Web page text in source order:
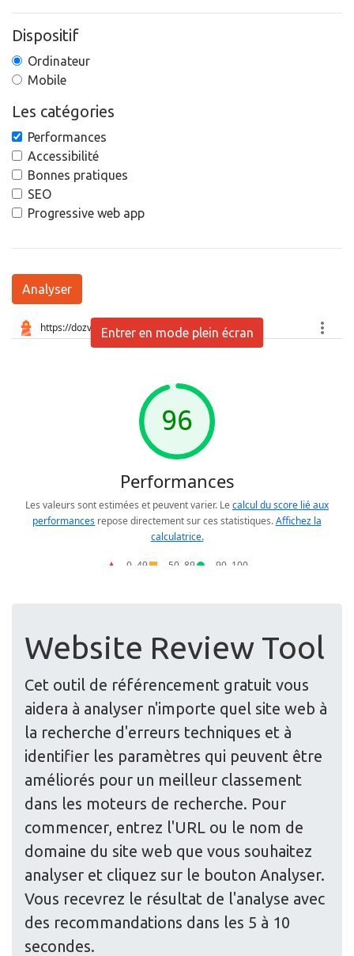
Dispositif
Ordinateur
Mobile
Les catégories
Performances
Accessibilité
Bonnes pratiques
SEO
Progressive web app
Analyser
Entrer en mode plein écran
Website Review Tool
Cet outil de référencement gratuit vous
aidera à analyser n'importe quel site web à
la recherche d'erreurs techniques et à
identifier les paramètres qui peuvent être
améliorés pour un meilleur classement
dans les moteurs de recherche. Pour
commencer, entrez l'URL ou le nom de
domaine du site web que vous souhaitez
analyser et cliquez sur le bouton Analyser.
Vous recevrez le résultat de l'analyse avec
des recommandations dans les 5 à 10
secondes.